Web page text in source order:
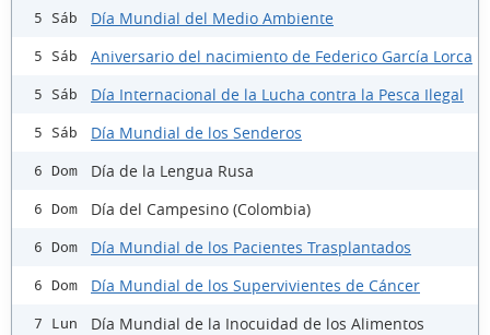
5 Sáb Día Mundial del Medio Ambiente
5 Sáb Aniversario del nacimiento de Federico García Lorca
5 Sáb Día Internacional de la Lucha contra la Pesca Ilegal
5 Sáb Día Mundial de los Senderos
6 Dom Día de la Lengua Rusa
6 Dom Día del Campesino (Colombia)
6 Dom Día Mundial de los Pacientes Trasplantados
6 Dom Día Mundial de los Supervivientes de Cáncer
7 Lun Día Mundial de la Inocuidad de los Alimentos